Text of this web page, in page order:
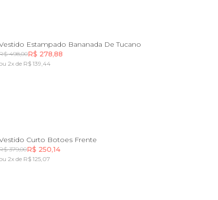
G GG
Estampado Bananada De Tucano
498,00R$ 278,88
2x de R$ 139,44
P
Curto Botoes Frente
379,00R$ 250,14
2x de R$ 125,07